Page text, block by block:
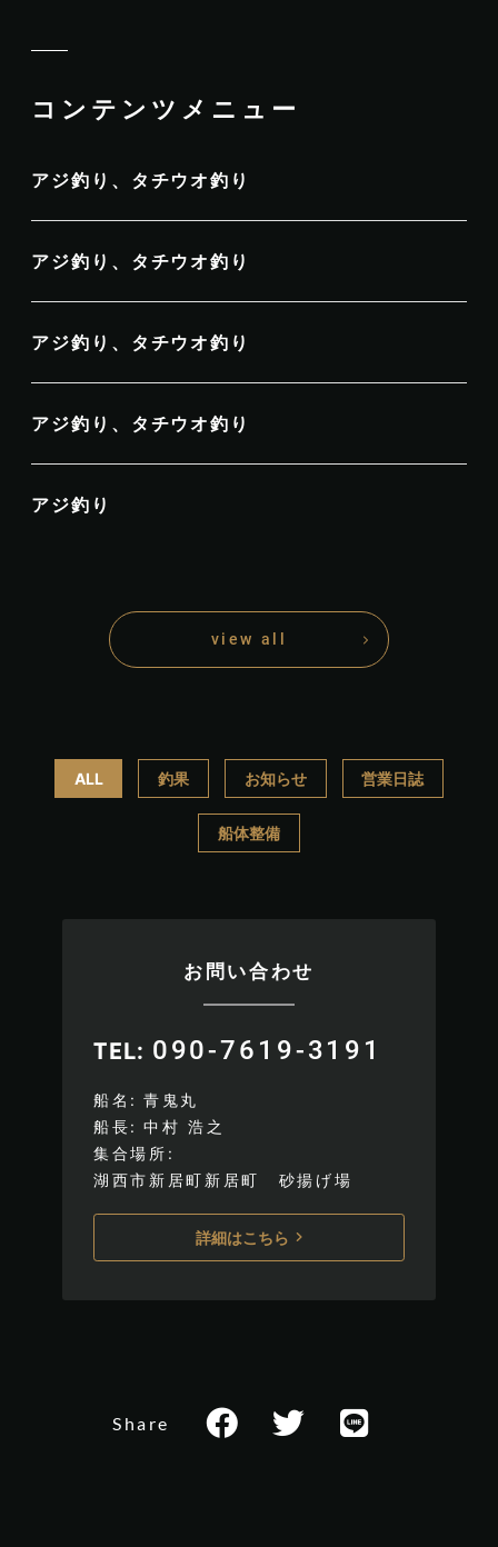
コンテンツメニュー
アジ釣り、タチウオ釣り
アジ釣り、タチウオ釣り
アジ釣り、タチウオ釣り
アジ釣り、タチウオ釣り
アジ釣り
view all
ALL 釣果 お知らせ 営業日誌
船体整備
お問い合わせ
TEL 090-7619-3191
船名
青鬼丸
船長
中村 浩之
集合場所
湖西市新居町新居町 砂揚げ場
詳細はこちら
Share